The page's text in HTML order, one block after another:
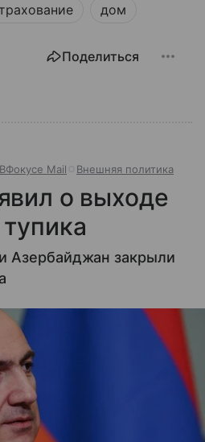
дом
Поделиться
ВФокусе Mail Внешняя политика
о выходе
Азербайджан закрыли